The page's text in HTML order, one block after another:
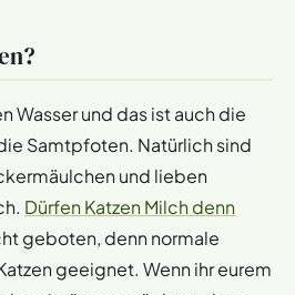
Wasser und das ist auch die
Samtpfoten. Natürlich sind
und lieben
Dürfen Katzen Milch denn
geboten, denn normale
geeignet. Wenn ihr eurem